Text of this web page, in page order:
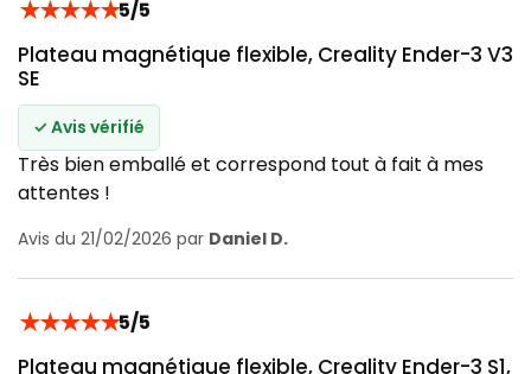
★★★★★5/5
Plateau magnétique flexible, Creality Ender-3 V3
SE
✓ Avis vérifié
Très bien emballé et correspond tout à fait à mes
attentes !
Avis du 21/02/2026 par Daniel D.
★★★★★5/5
Plateau magnétique flexible, Creality Ender-3 S1,